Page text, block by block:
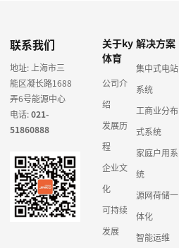
联系我们
地址: 上海市三
能区凝长路1688
弄6号能源中心
电话:021-
51860888
关于ky
体育
公司介
绍
发展历
程
企业文
化
可持续
发展
解决方案
集中式电站
系统
工商业分布
式系统
家庭户用系
统
源网荷储一
体化
智能运维